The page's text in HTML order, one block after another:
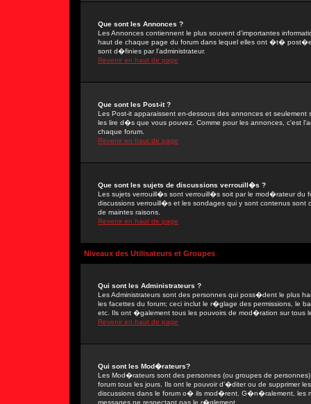
Que sont les Annonces ?
Les Annonces contiennent le plus souvent d'importantes
haut de chaque page du forum dans lequel elles ont �t�
sont d�finies par l'administrateur.
Revenir en haut de page
Que sont les Post-it ?
Les Post-it apparaissent en-dessous des annonces et
les lire d�s que vous pouvez. Comme pour les annonces, c'est
chaque forum.
Revenir en haut de page
Que sont les sujets de discussions verrouill�s ?
Les sujets verrouill�s sont verrouill�s soit par le mod�rateur du
discussions verrouill�s et les sondages qui y sont contenus
de maintes raisons.
Revenir en haut de page
Niveaux des Utilisateurs et Groupes
Qui sont les Administrateurs ?
Les Administrateurs sont des personnes qui poss�dent le plus
les facettes du forum; ceci inclut le r�glage des permissions, le
etc. Ils ont �galement tous les pouvoirs de mod�ration sur tous
Revenir en haut de page
Qui sont les Mod�rateurs?
Les Mod�rateurs sont des personnes (ou groupes de
forum tous les jours. Ils ont le pouvoir d'�diter ou de supprimer
discussions dans le forum o� ils mod�rent. G�n�ralement,
messages ne respectant pas le r�glement.